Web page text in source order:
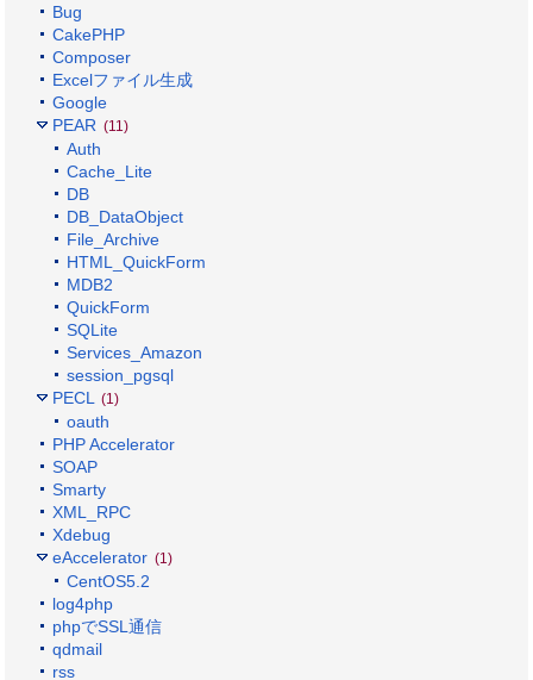
Bug
CakePHP
Composer
Excelファイル生成
Google
PEAR (11)
Auth
Cache_Lite
DB
DB_DataObject
File_Archive
HTML_QuickForm
MDB2
QuickForm
SQLite
Services_Amazon
session_pgsql
PECL
(1)
oauth
PHP Accelerator
SOAP
Smarty
XML_RPC
Xdebug
eAccelerator (1)
CentOS5.2
log4php
phpでSSL通信
qdmail
rss